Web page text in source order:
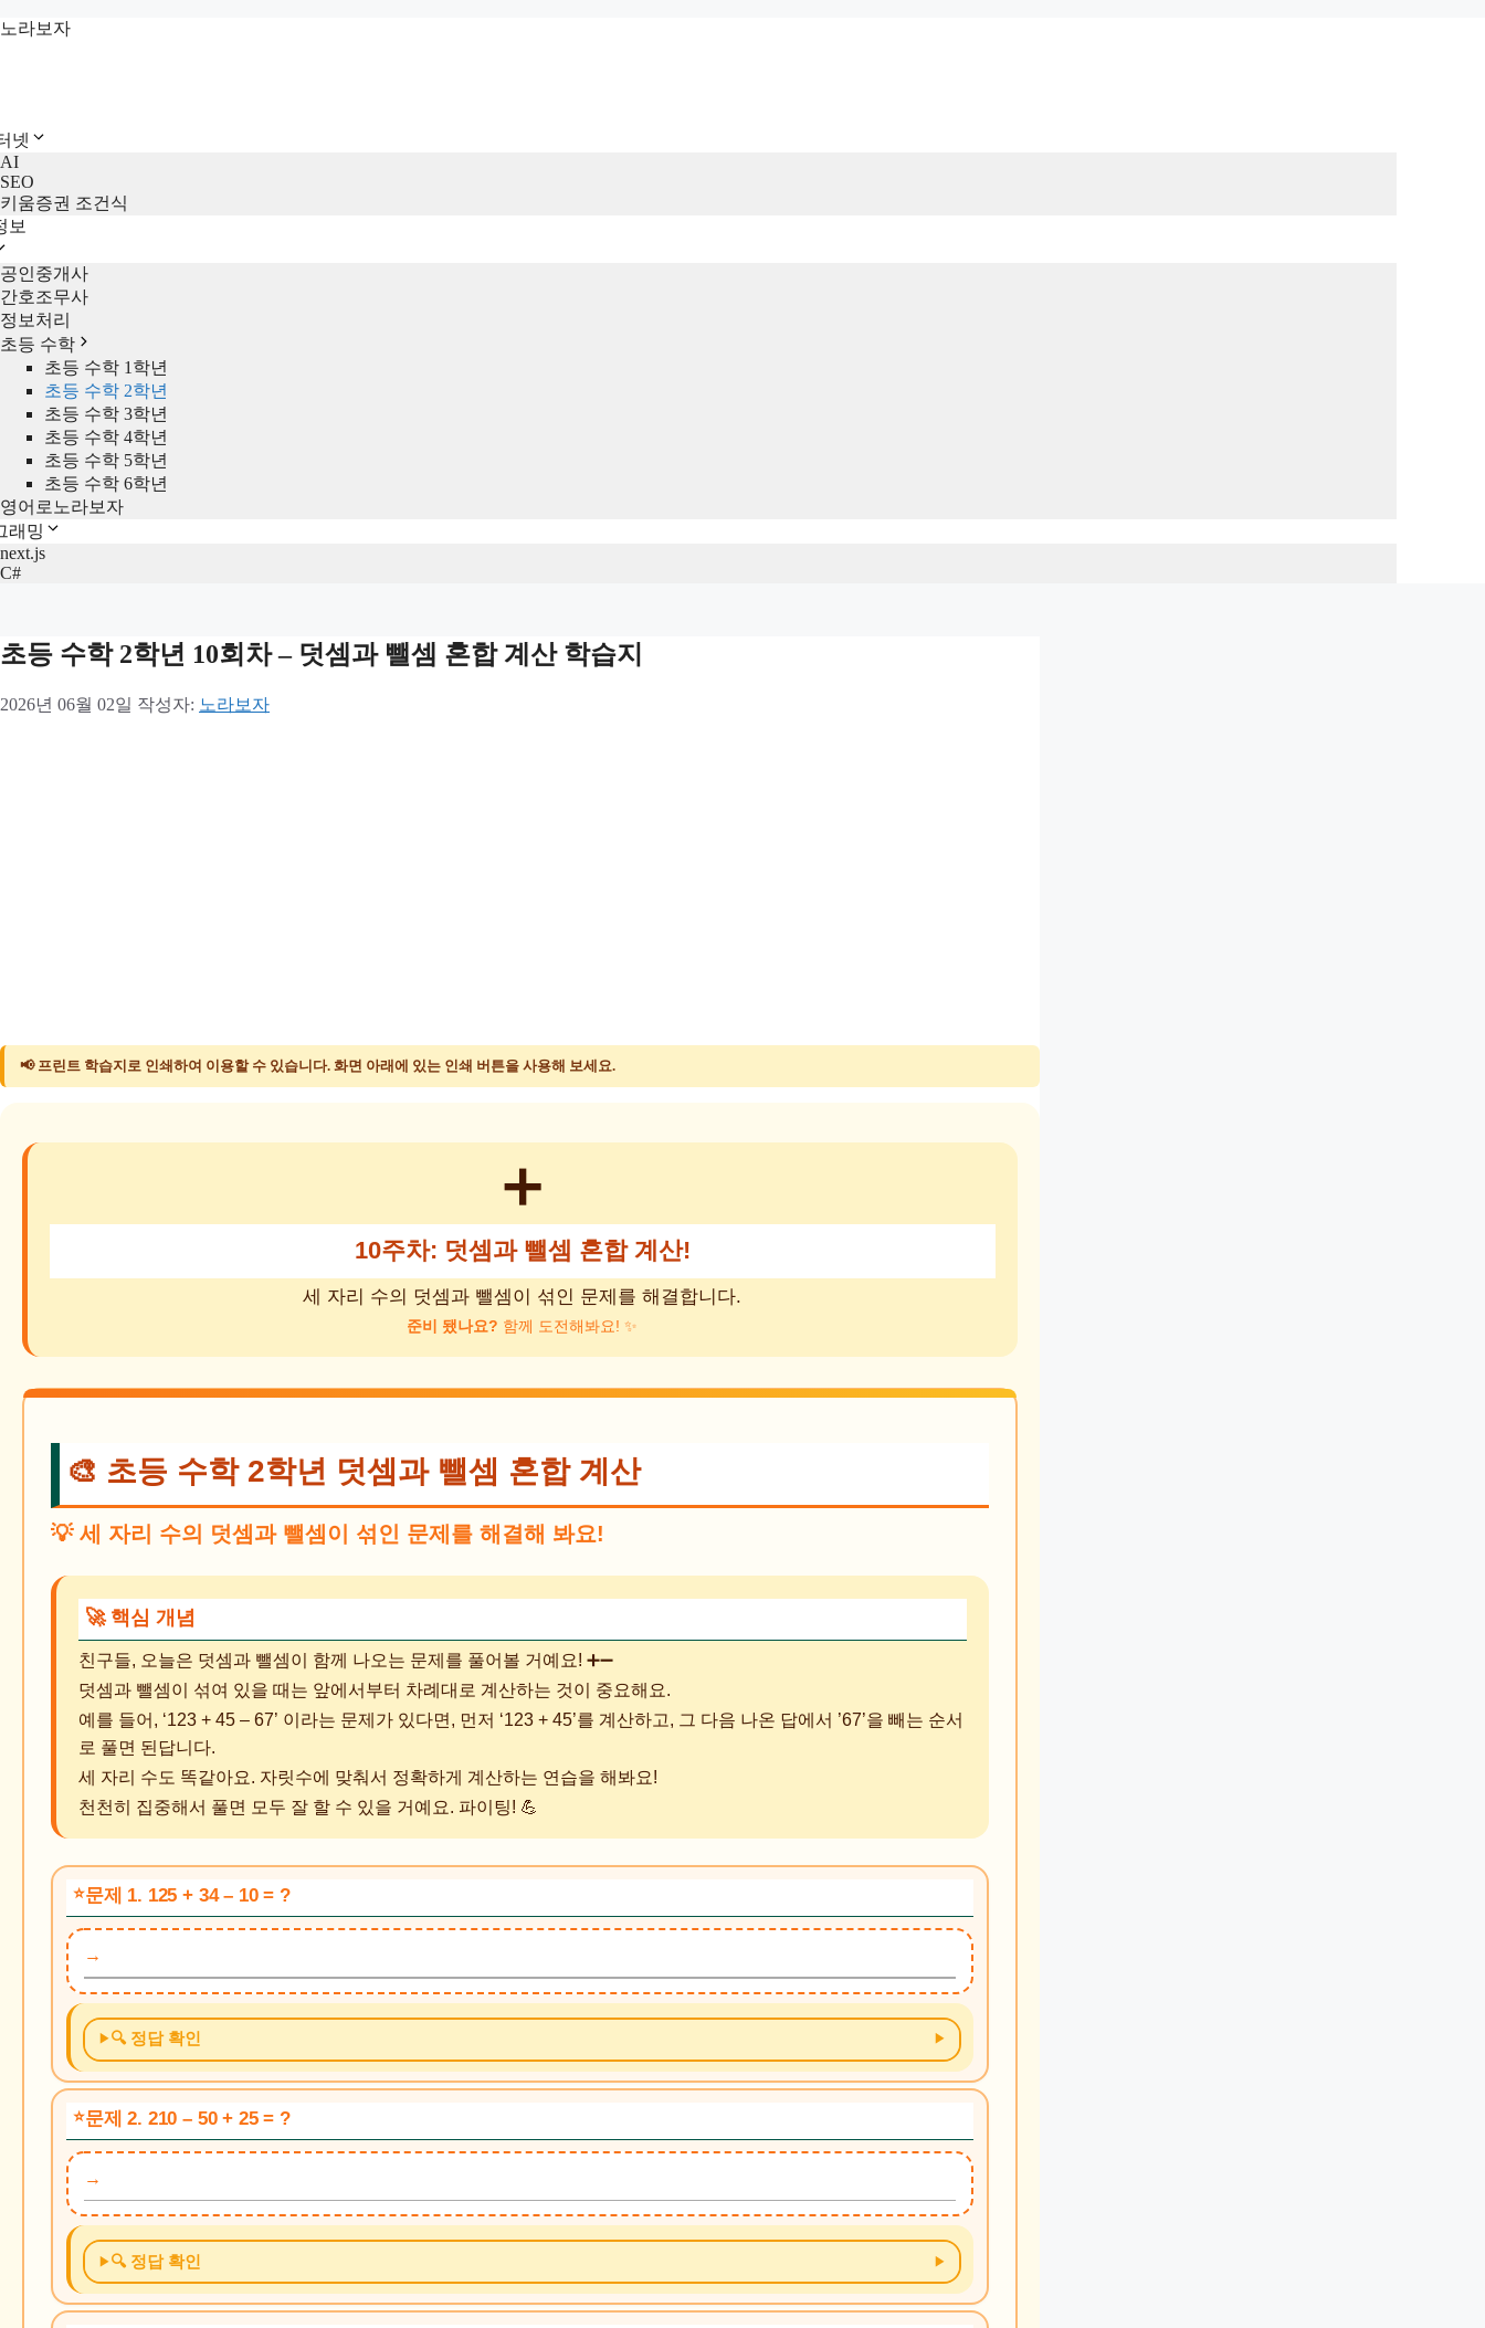
컨
너
뛰
기
노라보자
넷
AI
SEO
키움증권 조건식
보
공인중개사
간호조무사
정보처리
초등 수학
초등 수학 1학년
초등 수학 2학년
초등 수학 3학년
초등 수학 4학년
초등 수학 5학년
초등 수학 6학년
영어로노라보자
래밍
next.js
C#
초등 수학 2학년 10회차 – 덧셈과 뺄셈 혼합 계산 학습지
2026년 06월 02일 작성자: 노라보자
📢 프린트 학습지로 인쇄하여 이용할 수 있습니다. 화면 아래에 있는 인쇄 버튼을 사용해 보세요.
➕
10주차: 덧셈과 뺄셈 혼합 계산!
세 자리 수의 덧셈과 뺄셈이 섞인 문제를 해결합니다.
준비 됐나요? 함께 도전해봐요! ✨
🎨 초등 수학 2학년 덧셈과 뺄셈 혼합 계산
💡 세 자리 수의 덧셈과 뺄셈이 섞인 문제를 해결해 봐요!
🚀 핵심 개념
친구들, 오늘은 덧셈과 뺄셈이 함께 나오는 문제를 풀어볼 거예요! ➕➖
덧셈과 뺄셈이 섞여 있을 때는 앞에서부터 차례대로 계산하는 것이 중요해요.
예를 들어, ‘123 + 45 – 67’ 이라는 문제가 있다면, 먼저 ‘123 + 45’를 계산하고, 그 다음 나온 답에서 ’67’을 빼는 순서
로 풀면 된답니다.
세 자리 수도 똑같아요. 자릿수에 맞춰서 정확하게 계산하는 연습을 해봐요!
천천히 집중해서 풀면 모두 잘 할 수 있을 거예요. 파이팅! 💪
문제 1. 125 + 34 – 10 = ?
🔍 정답 확인
문제 2. 210 – 50 + 25 = ?
🔍 정답 확인